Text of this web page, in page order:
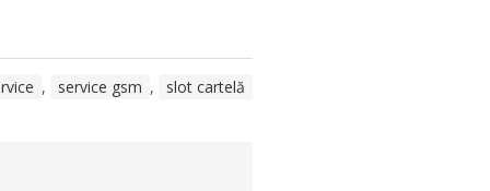
, service gsm , slot cartelă